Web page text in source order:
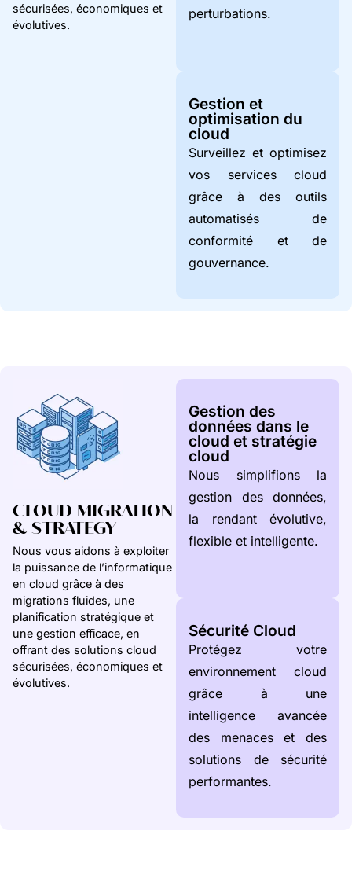
sécurisées, économiques et
évolutives.
perturbations.
Gestion et
optimisation du
cloud
Surveillez et optimisez
vos services cloud
grâce à des outils
automatisés de
conformité et de
gouvernance.
CLOUD MIGRATION
& STRATEGY
Nous vous aidons à exploiter
la puissance de l’informatique
en cloud grâce à des
migrations fluides, une
planification stratégique et
une gestion efficace, en
offrant des solutions cloud
sécurisées, économiques et
évolutives.
Gestion des
données dans le
cloud et stratégie
cloud
Nous simplifions la
gestion des données,
la rendant évolutive,
flexible et intelligente.
Sécurité Cloud
Protégez votre
environnement cloud
grâce à une
intelligence avancée
des menaces et des
solutions de sécurité
performantes.